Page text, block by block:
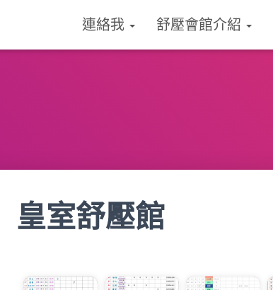
連絡我 舒壓會館介紹
皇室舒壓館